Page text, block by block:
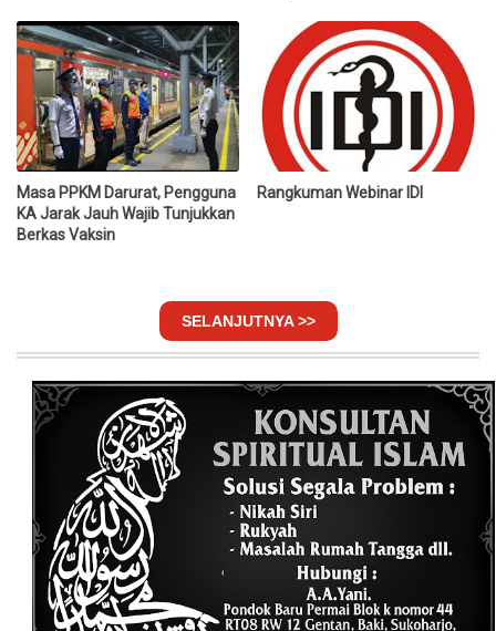
Masa PPKM Darurat, Pengguna
KA Jarak Jauh Wajib Tunjukkan
Berkas Vaksin
Rangkuman Webinar IDI
SELANJUTNYA >>